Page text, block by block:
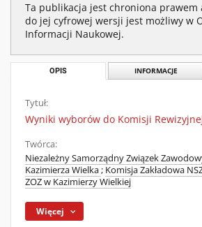
Ta publikacja jest chroniona prawem
do jej cyfrowej wersji jest możliwy w
Informacji Naukowej.
OPIS INFORMACJE
Tytuł:
Wyniki wyborów do Komisji
Twórca:
Niezależny Samorządny Związek
Kazimierza Wielka; Komisja Zakładowa
ZOZ w Kazimierzy Wielkiej
Więcej